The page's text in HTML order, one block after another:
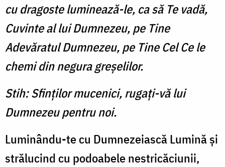
cu dragoste luminează-le, ca să Te vadă,
Cuvinte al lui Dumnezeu, pe Tine
Adevăratul Dumnezeu, pe Tine Cel Ce le
chemi din negura greşelilor.
Stih: Sfinţilor mucenici, rugaţi-vă lui
Dumnezeu pentru noi.
Luminându-te cu Dumnezeiască Lumină şi
strălucind cu podoabele nestricăciunii,